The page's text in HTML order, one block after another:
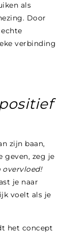
als
Door
verbinding
zijn baan,
geven, zeg je
overvloed!
je naar
voelt als je
het concept